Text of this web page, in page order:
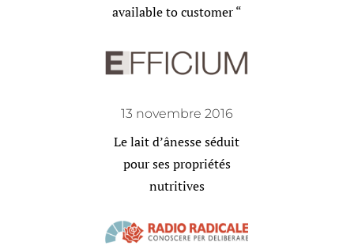
available to customer “
13 novembre 2016
Le lait d’ânesse séduit
pour ses propriétés
nutritives